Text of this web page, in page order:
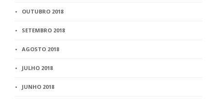
OUTUBRO 2018
SETEMBRO 2018
AGOSTO 2018
JULHO 2018
JUNHO 2018